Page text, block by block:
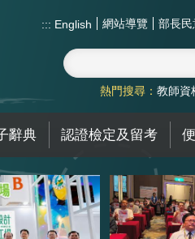
::: English 網站導覽 部長
熱門搜尋： 教師資
辭典 認證檢定及留考